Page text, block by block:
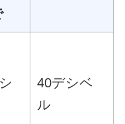
40デシベ
ル